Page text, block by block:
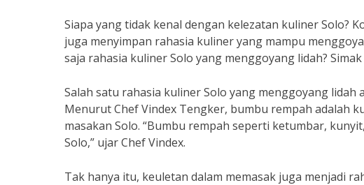
Siapa yang tidak kenal dengan kelezatan kuliner Solo?
juga menyimpan rahasia kuliner yang mampu
saja rahasia kuliner Solo yang menggoyang lidah?
Salah satu rahasia kuliner Solo yang menggoyang
Menurut Chef Vindex Tengker, bumbu rempah adalah
masakan Solo. “Bumbu rempah seperti ketumbar,
Solo,” ujar Chef Vindex.
Tak hanya itu, keuletan dalam memasak juga menjadi